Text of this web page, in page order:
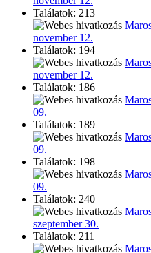
Találatok: 213
november 12.
Találatok: 194
november 12.
Találatok: 186
09.
Találatok: 189
09.
Találatok: 198
09.
Találatok: 240
szeptember 30.
Találatok: 211